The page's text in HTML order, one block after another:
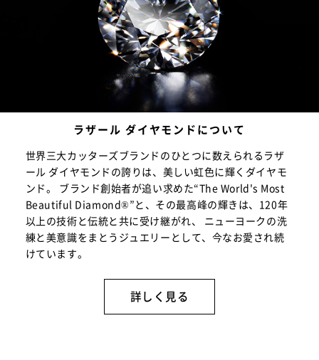
ラザール ダイヤモンドについて
世界三大カッターズブランドのひとつに数えられるラザ
ール ダイヤモンドの誇りは、美しい虹色に輝くダイヤモ
ンド。 ブランド創始者が追い求めた“The World's Most
Beautiful Diamond®”と、その最高峰の輝きは、120年
以上の技術と伝統と共に受け継がれ、 ニューヨークの洗
練と美意識をまとうジュエリーとして、今なお愛され続
けています。
詳しく見る